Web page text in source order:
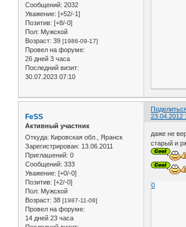
Сообщений: 2032
Уважение: [+52/-1]
Позитив: [+8/-0]
Пол: Мужской
Возраст: 39 [1986-09-17]
Провел на форуме:
26 дней 3 часа
Последний визит:
30.07.2023 07:10
23.04.2012
FeSS
Активный участник
Откуда: Кировская обл., Яранск
Зарегистрирован: 13.06.2011
Приглашений: 0
Сообщений: 333
Уважение: [+0/-0]
Позитив: [+2/-0]
Пол: Мужской
Возраст: 38 [1987-11-08]
Провел на форуме:
14 дней 23 часа
даже не
старый и
0